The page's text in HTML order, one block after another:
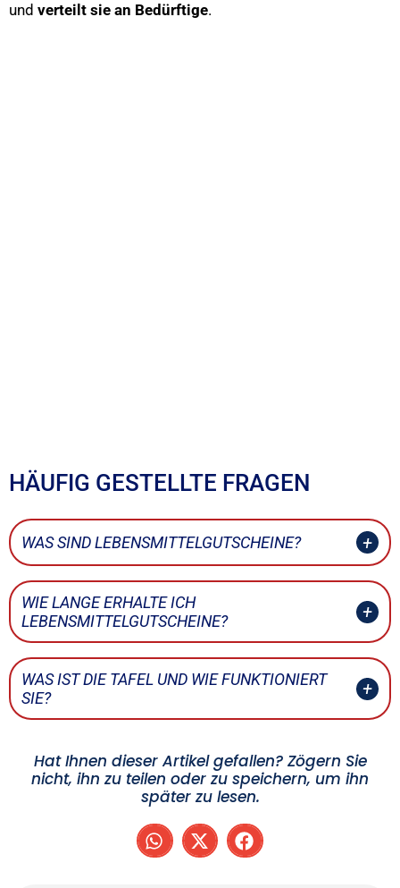
und verteilt sie an Bedürftige.
HÄUFIG GESTELLTE FRAGEN
WAS SIND LEBENSMITTELGUTSCHEINE?
WIE LANGE ERHALTE ICH
LEBENSMITTELGUTSCHEINE?
WAS IST DIE TAFEL UND WIE FUNKTIONIERT
SIE?
Hat Ihnen dieser Artikel gefallen? Zögern Sie
nicht, ihn zu teilen oder zu speichern, um ihn
später zu lesen.